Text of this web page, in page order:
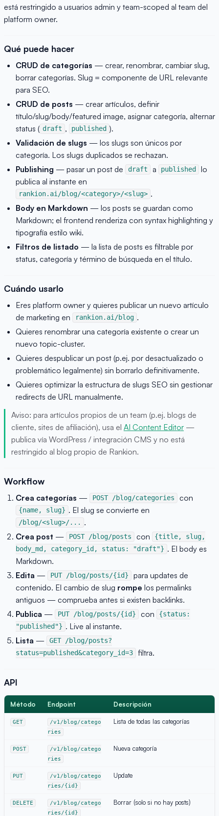
está restringido a usuarios admin y team-scoped al team del
platform owner.
Qué puede hacer
CRUD de categorías — crear, renombrar, cambiar slug,
borrar categorías. Slug = componente de URL relevante
para SEO.
CRUD de posts — crear artículos, definir
título/slug/body/featured image, asignar categoría, alternar
status ( draft , published ).
Validación de slugs — los slugs son únicos por
categoría. Los slugs duplicados se rechazan.
Publishing — pasar un post de draft a published
lo
publica al instante en
rankion.ai/blog/<category>/<slug> .
Body en Markdown — los posts se guardan como
Markdown; el frontend renderiza con syntax highlighting y
tipografía estilo wiki.
Filtros de listado — la lista de posts es filtrable por
status, categoría y término de búsqueda en el título.
Cuándo usarlo
Eres platform owner y quieres publicar un nuevo artículo
de marketing en
rankion.ai/blog .
Quieres renombrar una categoría existente o crear un
nuevo topic-cluster.
Quieres despublicar un post (p.ej. por desactualizado o
problemático legalmente) sin borrarlo definitivamente.
Quieres optimizar la estructura de slugs SEO sin gestionar
redirects de URL manualmente.
Aviso: para artículos propios de un team (p.ej. blogs de
cliente, sites de afiliación), usa el AI Content Editor —
publica vía WordPress / integración CMS y no está
restringido al blog propio de Rankion.
Workflow
Crea categorías — POST /blog/categories con
{name, slug} . El slug se convierte en
/blog/<slug>/...
.
Crea post — POST /blog/posts con
{title, slug,
body_md, category_id, status: "draft"} . El body es
Markdown.
Edita — PUT /blog/posts/{id}
para updates de
contenido. El cambio de slug rompe los permalinks
antiguos — comprueba antes si existen backlinks.
Publica — PUT /blog/posts/{id} con
{status:
"published"} . Live al instante.
Lista —
GET /blog/posts?
status=published&category_id=3
filtra.
API
Método Endpoint Descripción
GET
/v1/blog/catego
ries
Lista de todas las categorías
POST
/v1/blog/catego
ries
Nueva categoría
PUT
/v1/blog/catego
ries/{id}
Update
DELETE
/v1/blog/catego
ries/{id}
Borrar (solo si no hay posts)